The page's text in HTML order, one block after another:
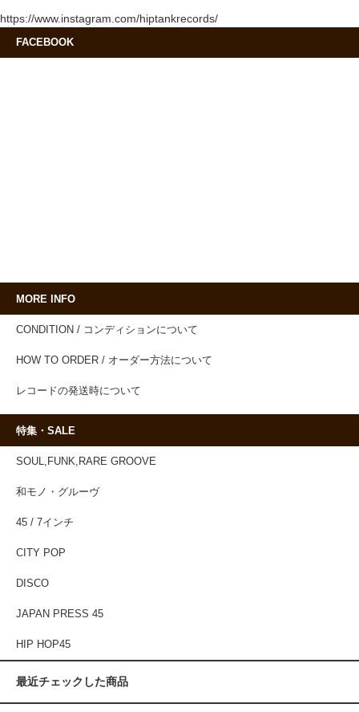
https://www.instagram.com/hiptankrecords/
FACEBOOK
MORE INFO
CONDITION / コンディションについて
HOW TO ORDER / オーダー方法について
レコードの発送時について
特集・SALE
SOUL,FUNK,RARE GROOVE
和モノ・グルーヴ
45 / 7インチ
CITY POP
DISCO
JAPAN PRESS 45
HIP HOP45
最近チェックした商品